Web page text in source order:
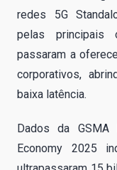
redes 5G
pelas principais
passaram a
corporativos,
baixa latência.
Dados da GSMA
Economy 2025